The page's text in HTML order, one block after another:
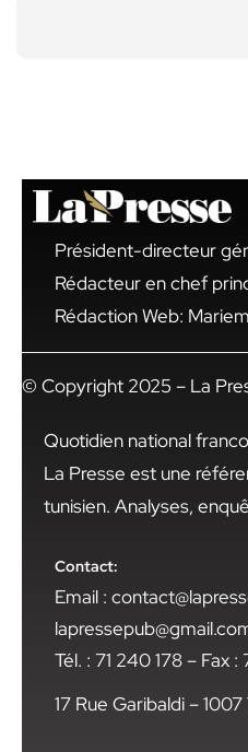
Président-directeur
Rédacteur en chef
Rédaction Web:
© Copyright 2025 – La
Quotidien national
La Presse est une
tunisien. Analyses,
Contact:
Email :
Tél. : 71 240 178 – Fax
17 Rue Garibaldi – 1007